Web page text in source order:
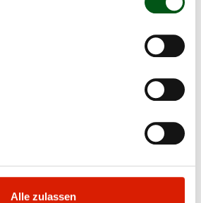
Alle zulassen